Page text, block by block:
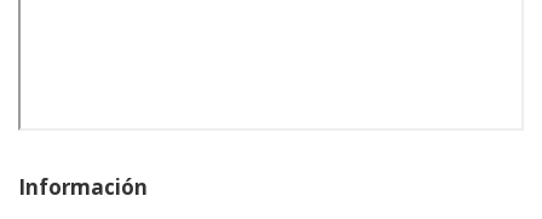
Información